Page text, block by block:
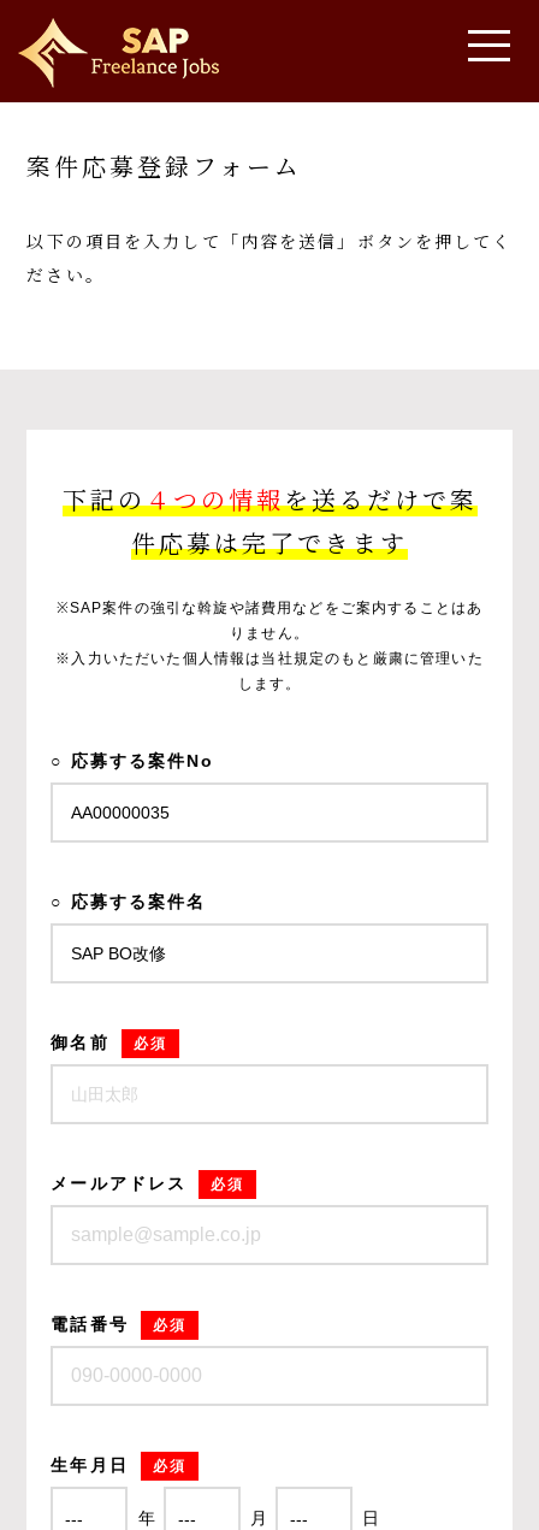
案件応募登録フォーム
以下の項目を入力して「内容を送信」ボタンを押してく
ださい。
下記の４つの情報を送るだけで案
件応募は完了できます
※SAP案件の強引な斡旋や諸費用などをご案内することはあ
りません。
※入力いただいた個人情報は当社規定のもと厳粛に管理いた
します。
○ 応募する案件No
○ 応募する案件名
御名前 必須
メールアドレス 必須
電話番号 必須
生年月日 必須
年 月 日